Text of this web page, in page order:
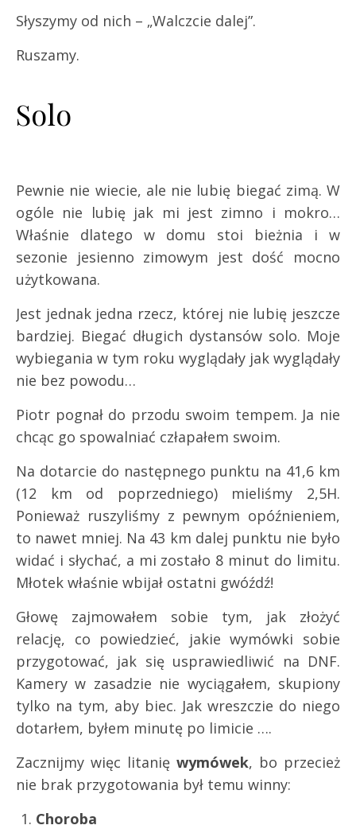
Słyszymy od nich – „Walczcie dalej”.
Ruszamy.
Solo
Pewnie nie wiecie, ale nie lubię biegać zimą. W
ogóle nie lubię jak mi jest zimno i mokro…
Właśnie dlatego w domu stoi bieżnia i w
sezonie jesienno zimowym jest dość mocno
użytkowana.
Jest jednak jedna rzecz, której nie lubię jeszcze
bardziej. Biegać długich dystansów solo. Moje
wybiegania w tym roku wyglądały jak wyglądały
nie bez powodu…
Piotr pognał do przodu swoim tempem. Ja nie
chcąc go spowalniać człapałem swoim.
Na dotarcie do następnego punktu na 41,6 km
(12 km od poprzedniego) mieliśmy 2,5H.
Ponieważ ruszyliśmy z pewnym opóźnieniem,
to nawet mniej. Na 43 km dalej punktu nie było
widać i słychać, a mi zostało 8 minut do limitu.
Młotek właśnie wbijał ostatni gwóźdź!
Głowę zajmowałem sobie tym, jak złożyć
relację, co powiedzieć, jakie wymówki sobie
przygotować, jak się usprawiedliwić na DNF.
Kamery w zasadzie nie wyciągałem, skupiony
tylko na tym, aby biec. Jak wreszczie do niego
dotarłem, byłem minutę po limicie ….
Zacznijmy więc litanię wymówek, bo przecież
nie brak przygotowania był temu winny:
Choroba